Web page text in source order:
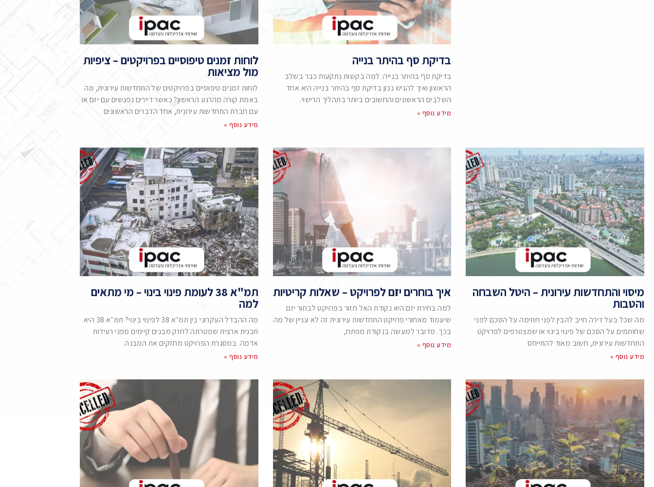
בדיקת סף בהיתר בנייה
בדיקת סף בהיתר בנייה: למה בקשות נתקעות כבר בשלב
הראשון ואיך להגיש נכון בדיקת סף בהיתר בנייה היא אחד
השלבים הראשונים והחשובים ביותר בתהליך הרישוי.
מידע נוסף »
לוחות זמנים טיפוסיים בפרויקטים – ציפיות
מול מציאות
לוחות זמנים טיפוסיים בפרויקטים של התחדשות עירונית, מה
באמת קורה מהרגע הראשון? כאשר דיירים נפגשים עם יזם או
עם חברת התחדשות עירונית, אחד הדברים הראשונים
מידע נוסף »
מיסוי והתחדשות עירונית – היטל השבחה
והטבות
מה שכל בעל דירה חייב להבין לפני חתימה על הסכם לפני
שחותמים על הסכם של פינוי בינוי או שמצטרפים לפרויקט
התחדשות עירונית, חשוב מאוד להתייחס
מידע נוסף »
איך בוחרים יזם לפרויקט – שאלות קריטיות
למה בחירת יזם היא נקודת האל חזור בפרויקט לבחור יזם
שיעמוד מאחורי פרויקט התחדשות עירונית זה לא עניין של מה
בכך. מדובר למעשה בנקודת מפתח,
מידע נוסף »
תמ"א 38 לעומת פינוי בינוי – מי מתאים
למה
מה ההבדל העקרוני בין תמ״א 38 לפינוי בינוי? תמ״א 38 היא
תכנית ארצית שמטרתה לחזק מבנים קיימים מפני רעידות
אדמה. במסגרת הפרויקט מחזקים את המבנה
מידע נוסף »